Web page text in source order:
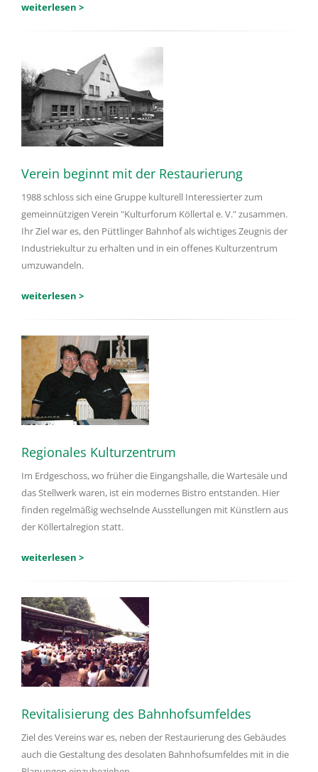
weiterlesen >
Verein beginnt mit der Restaurierung
1988 schloss sich eine Gruppe kulturell Interessierter zum
gemeinnützigen Verein "Kulturforum Köllertal e. V." zusammen.
Ihr Ziel war es, den Püttlinger Bahnhof als wichtiges Zeugnis der
Industriekultur zu erhalten und in ein offenes Kulturzentrum
umzuwandeln.
weiterlesen >
Regionales Kulturzentrum
Im Erdgeschoss, wo früher die Eingangshalle, die Wartesäle und
das Stellwerk waren, ist ein modernes Bistro entstanden. Hier
finden regelmäßig wechselnde Ausstellungen mit Künstlern aus
der Köllertalregion statt.
weiterlesen >
Revitalisierung des Bahnhofsumfeldes
Ziel des Vereins war es, neben der Restaurierung des Gebäudes
auch die Gestaltung des desolaten Bahnhofsumfeldes mit in die